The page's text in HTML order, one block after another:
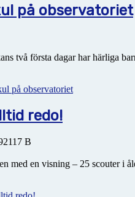
på observatoriet
två första dagar har härliga
på observatoriet
redo!
med en visning – 25 scouter i